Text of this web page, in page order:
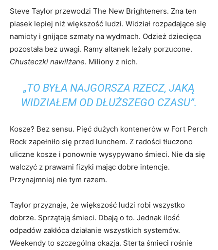
Steve Taylor przewodzi The New Brighteners. Zna ten
piasek lepiej niż większość ludzi. Widział rozpadające się
namioty i gnijące szmaty na wydmach. Odzież dziecięca
pozostała bez uwagi. Ramy altanek leżały porzucone.
Chusteczki nawilżane. Miliony z nich.
„TO BYŁA NAJGORSZA RZECZ, JAKĄ
WIDZIAŁEM OD DŁUŻSZEGO CZASU”.
Kosze? Bez sensu. Pięć dużych kontenerów w Fort Perch
Rock zapełniło się przed lunchem. Z radości tłuczono
uliczne kosze i ponownie wysypywano śmieci. Nie da się
walczyć z prawami fizyki mając dobre intencje.
Przynajmniej nie tym razem.
Taylor przyznaje, że większość ludzi robi wszystko
dobrze. Sprzątają śmieci. Dbają o to. Jednak ilość
odpadów zakłóca działanie wszystkich systemów.
Weekendy to szczególna okazja. Sterta śmieci rośnie